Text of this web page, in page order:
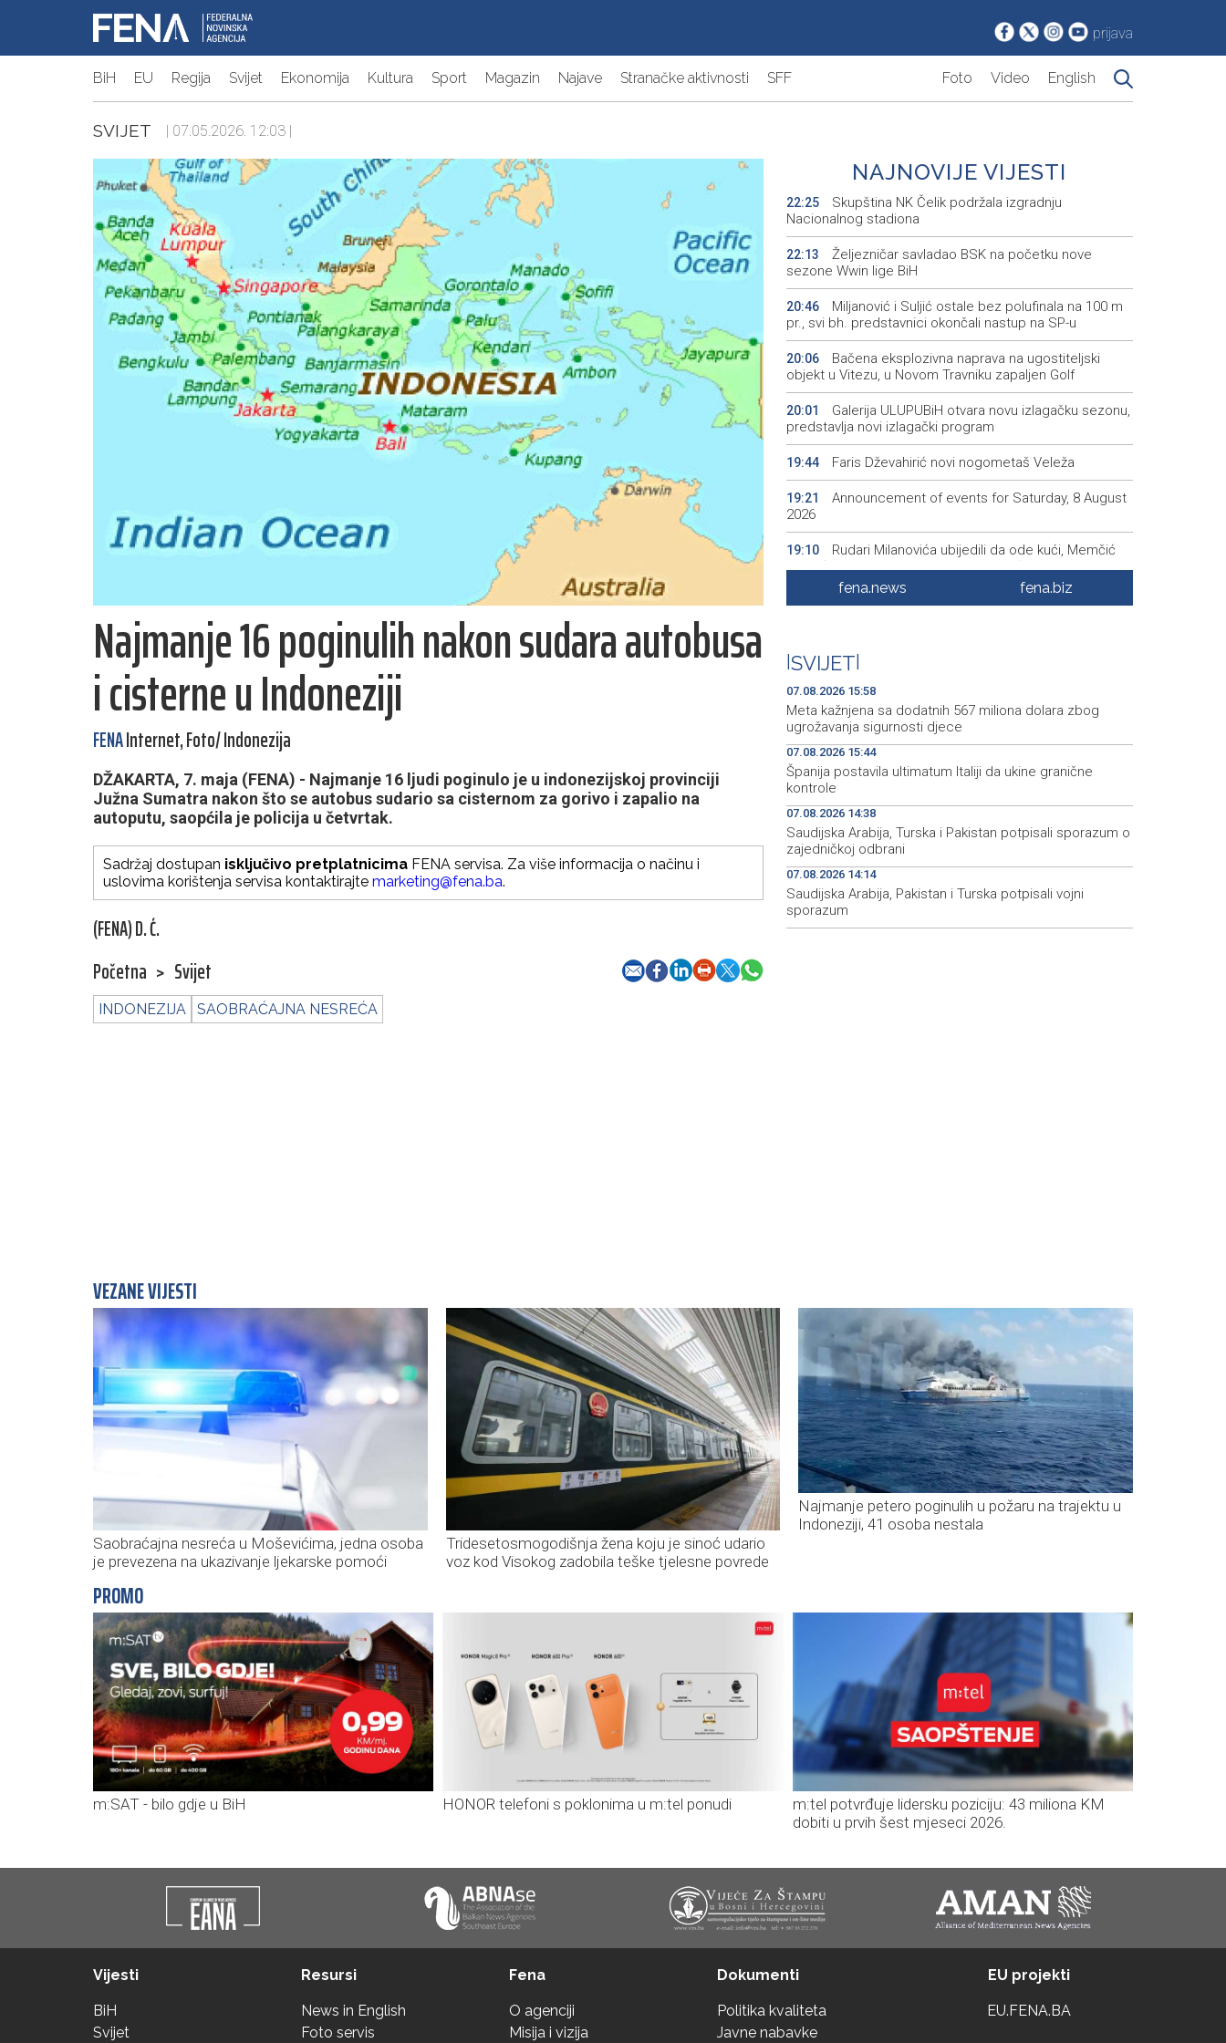
prijava
BiH EU Regija Svijet Ekonomija Kultura Sport Magazin Najave Stranačke aktivnosti SFF Foto Video English
SVIJET | 07.05.2026. 12:03 |
Najmanje 16 poginulih nakon sudara autobusa
i cisterne u Indoneziji
FENAInternet, Foto/ Indonezija
DŽAKARTA, 7. maja (FENA) - Najmanje 16 ljudi poginulo je u indonezijskoj provinciji
Južna Sumatra nakon što se autobus sudario sa cisternom za gorivo i zapalio na
autoputu, saopćila je policija u četvrtak.
Sadržaj dostupan isključivo pretplatnicima FENA servisa. Za više informacija o načinu i
uslovima korištenja servisa kontaktirajte marketing@fena.ba.
(FENA) D. Ć.
Početna > Svijet
INDONEZIJA SAOBRAĆAJNA NESREĆA
NAJNOVIJE VIJESTI
22:25
Skupština NK Čelik podržala izgradnju
Nacionalnog stadiona
22:13
Željezničar savladao BSK na početku nove
sezone Wwin lige BiH
20:46
Miljanović i Suljić ostale bez polufinala na 100 m
pr., svi bh. predstavnici okončali nastup na SP-u
20:06
Bačena eksplozivna naprava na ugostiteljski
objekt u Vitezu, u Novom Travniku zapaljen Golf
20:01
Galerija ULUPUBiH otvara novu izlagačku sezonu,
predstavlja novi izlagački program
19:44 Faris Dževahirić novi nogometaš Veleža
19:21
Announcement of events for Saturday, 8 August
2026
19:10
Rudari Milanovića ubijedili da ode kući, Memčić
se već ponovo vratio u jamu 'Raspotočje'
Sarajevo Film Festival presents Kinoscope and
19:00 Najave događaja za 8. 8. 2026. godine (subota)
fena.news fena.biz
SVIJET
07.08.2026 15:58
Meta kažnjena sa dodatnih 567 miliona dolara zbog
ugrožavanja sigurnosti djece
07.08.2026 15:44
Španija postavila ultimatum Italiji da ukine granične
kontrole
07.08.2026 14:38
Saudijska Arabija, Turska i Pakistan potpisali sporazum o
zajedničkoj odbrani
07.08.2026 14:14
Saudijska Arabija, Pakistan i Turska potpisali vojni
sporazum
VEZANE VIJESTI
Saobraćajna nesreća u Moševićima, jedna osoba
je prevezena na ukazivanje ljekarske pomoći
Tridesetosmogodišnja žena koju je sinoć udario
voz kod Visokog zadobila teške tjelesne povrede
Najmanje petero poginulih u požaru na trajektu u
Indoneziji, 41 osoba nestala
PROMO
m:SAT - bilo gdje u BiH HONOR telefoni s poklonima u m:tel ponudi
m:tel potvrđuje lidersku poziciju: 43 miliona KM
dobiti u prvih šest mjeseci 2026.
Vijesti
BiH
Svijet
Resursi
News in English
Foto servis
Fena
O agenciji
Misija i vizija
Dokumenti
Politika kvaliteta
Javne nabavke
EU projekti
EU.FENA.BA